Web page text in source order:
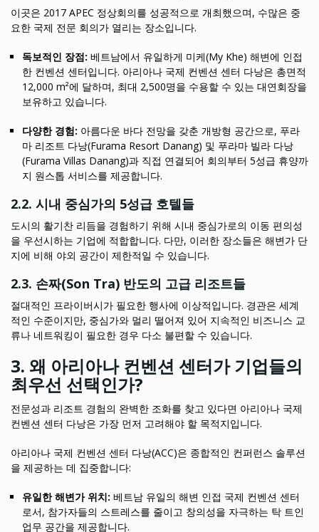
이곳은 2017 APEC 정상회의를 성공적으로 개최했으며, 수많은 중
요한 국제 전문 회의가 열리는 장소입니다.
독보적인 장점: 베트남에서 유일하게 미케(My Khe) 해변에 인접
한 컨벤션 센터입니다. 아리아나 국제 컨벤션 센터 다낭은 총면적
12,000 m²에 달하며, 최대 2,500명을 수용할 수 있는 대연회장을
보유하고 있습니다.
다양한 경험: 아름다운 바다 전망을 갖춘 개방형 공간으로, 푸라
마 리조트 다낭(Furama Resort Danang) 및 푸라마 빌라 다낭
(Furama Villas Danang)과 직접 연결되어 회의부터 5성급 휴양까
지 원스톱 서비스를 제공합니다.
2.2. 시내 중심가의 5성급 호텔들
도시의 활기찬 리듬을 경험하기 위해 시내 중심가로의 이동 편의성
을 우선시하는 기업에 적합합니다. 다만, 이러한 장소들은 해변가 단
지에 비해 야외 공간이 제한적일 수 있습니다.
2.3. 손짜(Son Tra) 반도의 고급 리조트들
절대적인 프라이버시가 필요한 행사에 이상적입니다. 경관은 세계
적인 수준이지만, 중심가와 멀리 떨어져 있어 지속적인 비즈니스 교
류나 네트워킹이 필요한 경우 다소 불편할 수 있습니다.
3. 왜 아리아나 컨벤션 센터가 기업들의
최우선 선택인가?
전문성과 리조트 경험의 완벽한 조화를 찾고 있다면 아리아나 국제
컨벤션 센터 다낭은 가장 먼저 고려해야 할 목적지입니다.
아리아나 국제 컨벤션 센터 다낭(ACC)은 종합적인 컨퍼런스 솔루션
을 제공하는 데 집중합니다:
유일한 해변가 위치: 베트남 유일의 해변 인접 국제 컨벤션 센터
로서, 참가자들의 스트레스를 줄이고 창의성을 자극하는 탁 트인
업무 공간을 제공합니다.